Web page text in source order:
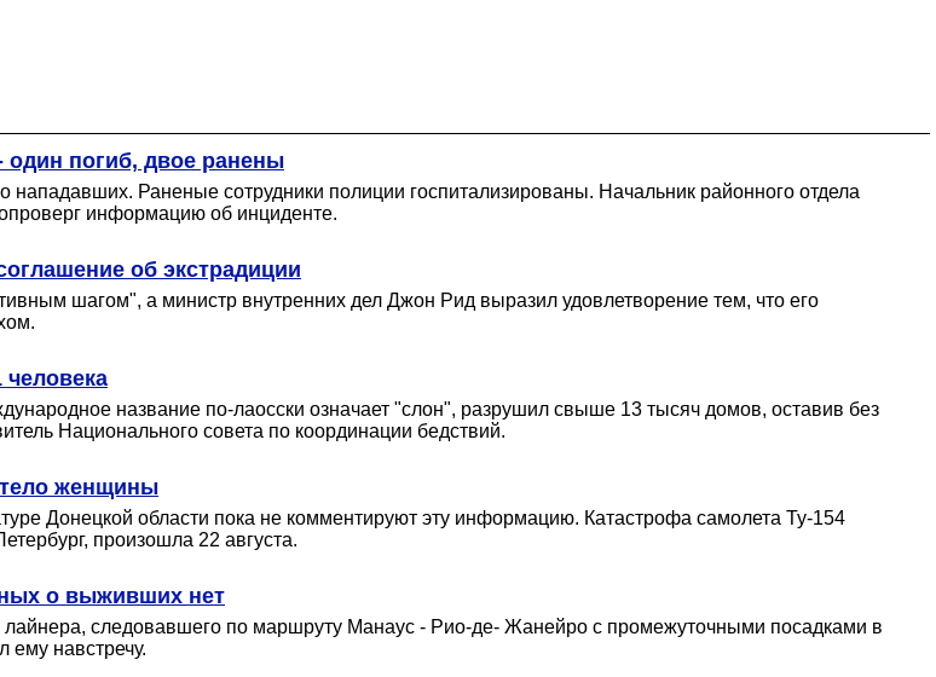
один погиб, двое ранены
Раненые сотрудники полиции госпитализированы. Начальник районного отдела
информацию об инциденте.
об экстрадиции
шагом", а министр внутренних дел Джон Рид выразил удовлетворение тем, что его
название по-лаосски означает "слон", разрушил свыше 13 тысяч домов, оставив без
Национального совета по координации бедствий.
тело женщины
Донецкой области пока не комментируют эту информацию. Катастрофа самолета Ту-154
произошла 22 августа.
о выживших нет
лайнера, следовавшего по маршруту Манаус - Рио-де- Жанейро с промежуточными посадками в
ему навстречу.